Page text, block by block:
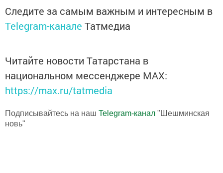
Следите за самым важным и интересным в
Telegram-канале Татмедиа
Читайте новости Татарстана в
национальном мессенджере MАХ:
https://max.ru/tatmedia
Подписывайтесь на наш Telegram-канал "Шешминская
новь"